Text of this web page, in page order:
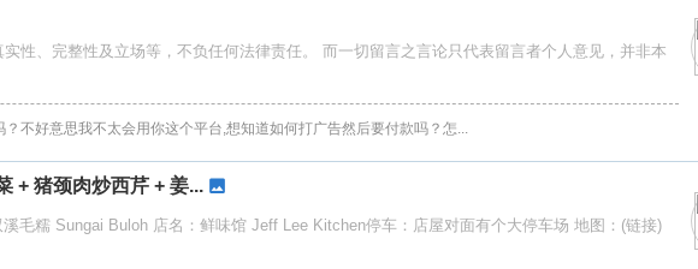
性、完整性及立场等，不负任何法律责任。 而一切留言之言论只代表留言者个人意见，并非本
不好意思我不太会用你这个平台,想知道如何打广告然后要付款吗？怎...
+ 猪颈肉炒西芹 + 姜...
毛糯 Sungai Buloh 店名：鲜味馆 Jeff Lee Kitchen停车：店屋对面有个大停车场 地图：(链接)